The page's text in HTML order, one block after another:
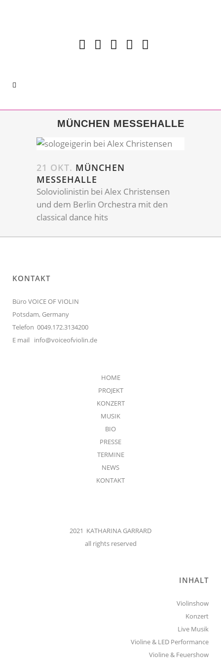
MÜNCHEN MESSEHALLE
21 OKT. MÜNCHEN
MESSEHALLE
Soloviolinistin bei Alex Christensen
und dem Berlin Orchestra mit den
classical dance hits
KONTAKT
Büro VOICE OF VIOLIN
Potsdam, Germany
Telefon 0049.172.3134200
E mail info@voiceofviolin.de
HOME
PROJEKT
KONZERT
MUSIK
BIO
PRESSE
TERMINE
NEWS
KONTAKT
2021 KATHARINA GARRARD
all rights reserved
INHALT
Violinshow
Konzert
Live Musik
Violine & LED Performance
Violine & Feuershow